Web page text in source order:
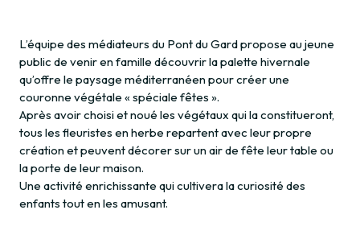
L’équipe des médiateurs du Pont du Gard propose au jeune
public de venir en famille découvrir la palette hivernale
qu’offre le paysage méditerranéen pour créer une
couronne végétale « spéciale fêtes ».
Après avoir choisi et noué les végétaux qui la constitueront,
tous les fleuristes en herbe repartent avec leur propre
création et peuvent décorer sur un air de fête leur table ou
la porte de leur maison.
Une activité enrichissante qui cultivera la curiosité des
enfants tout en les amusant.